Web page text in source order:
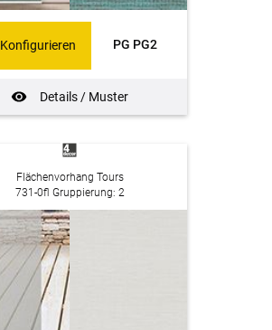
PG PG2
Details / Muster
Konfigurieren
Flächenvorhang Tours
731-0fl Gruppierung: 2